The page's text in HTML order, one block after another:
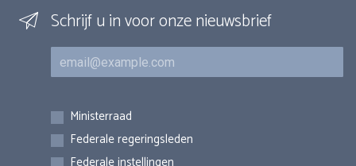
Schrijf u in voor onze nieuwsbrief
E-mail
Inschrijvingen
Ministerraad
Federale regeringsleden